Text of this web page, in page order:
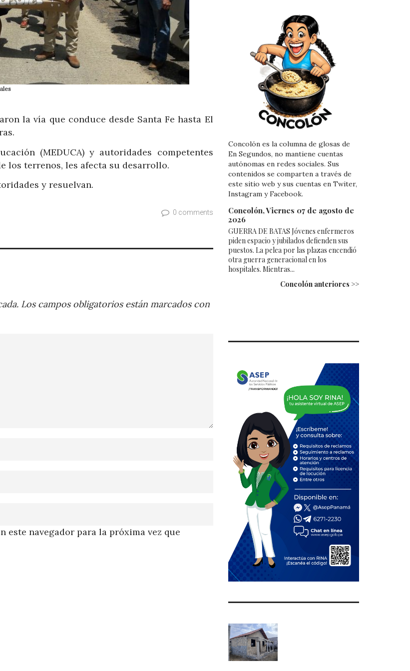
la vía que conduce desde Santa Fe hasta El
(MEDUCA) y autoridades competentes
los terrenos, les afecta su desarrollo.
y resuelvan.
0 comments
Los campos obligatorios están marcados con
este navegador para la próxima vez que
Concolón es la columna de glosas de
En Segundos, no mantiene cuentas
autónomas en redes sociales. Sus
contenidos se comparten a través de
este sitio web y sus cuentas en Twiter,
Instagram y Facebook.
Concolón, Viernes 07 de agosto de
2026
GUERRA DE BATAS Jóvenes enfermeros
piden espacio y jubilados defienden sus
puestos. La pelea por las plazas encendió
otra guerra generacional en los
hospitales. Mientras...
Concolón anteriores >>